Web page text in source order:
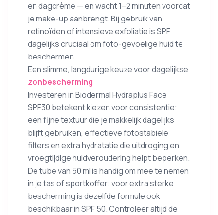
en dagcrème — en wacht 1–2 minuten voordat
je make-up aanbrengt. Bij gebruik van
retinoïden of intensieve exfoliatie is SPF
dagelijks cruciaal om foto-gevoelige huid te
beschermen.
Een slimme, langdurige keuze voor dagelijkse
zonbescherming
Investeren in Biodermal Hydraplus Face
SPF30 betekent kiezen voor consistentie:
een fijne textuur die je makkelijk dagelijks
blijft gebruiken, effectieve fotostabiele
filters en extra hydratatie die uitdroging en
vroegtijdige huidveroudering helpt beperken.
De tube van 50 ml is handig om mee te nemen
in je tas of sportkoffer; voor extra sterke
bescherming is dezelfde formule ook
beschikbaar in SPF 50. Controleer altijd de